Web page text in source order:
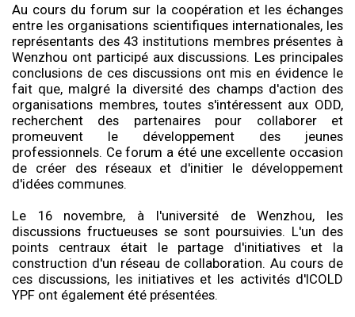
Au cours du forum sur la coopération et les échanges
entre les organisations scientifiques internationales, les
représentants des 43 institutions membres présentes à
Wenzhou ont participé aux discussions. Les principales
conclusions de ces discussions ont mis en évidence le
fait que, malgré la diversité des champs d'action des
organisations membres, toutes s'intéressent aux ODD,
recherchent des partenaires pour collaborer et
promeuvent le développement des jeunes
professionnels. Ce forum a été une excellente occasion
de créer des réseaux et d'initier le développement
d'idées communes.
Le 16 novembre, à l'université de Wenzhou, les
discussions fructueuses se sont poursuivies. L'un des
points centraux était le partage d'initiatives et la
construction d'un réseau de collaboration. Au cours de
ces discussions, les initiatives et les activités d'ICOLD
YPF ont également été présentées.